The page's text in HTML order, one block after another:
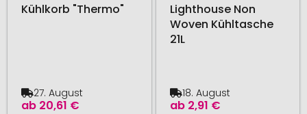
Kühlkorb "Thermo"
ab 20,61 €
27. August
Lighthouse Non
Woven Kühltasche
21L
ab 2,91 €
18. August